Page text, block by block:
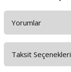
Yorumlar
Taksit Seçenekleri